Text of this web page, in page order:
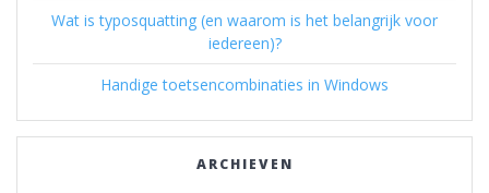
Wat is typosquatting (en waarom is het belangrijk voor
iedereen)?
Handige toetsencombinaties in Windows
ARCHIEVEN